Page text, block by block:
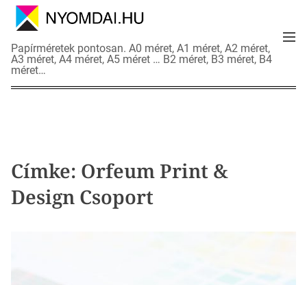
N
y
o
m
d
a
t
Papírméretek pontosan. A0 méret, A1 méret, A2 méret,
A3 méret, A4 méret, A5 méret … B2 méret, B3 méret, B4
méret…
M
Címke: Orfeum Print &
Design Csoport